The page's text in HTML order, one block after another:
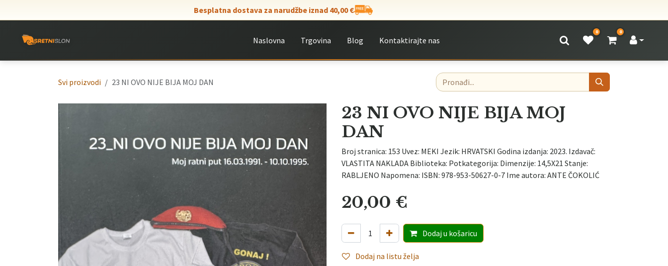
Besplatna dostava za narudžbe iznad 40,00 €
Naslovna Trgovina Blog Kontaktirajte nas
0 0
Svi proizvodi 23 NI OVO NIJE BIJA MOJ DAN
23 NI OVO NIJE BIJA MOJ
DAN
Broj stranica: 153 Uvez: MEKI Jezik: HRVATSKI Godina izdanja: 2023. Izdavač:
VLASTITA NAKLADA Biblioteka: Potkategorija: Dimenzije: 14,5X21 Stanje:
RABLJENO Napomena: ISBN: 978-953-50627-0-7 Ime autora: ANTE ČOKOLIĆ
20,00 €
Dodaju košaricu
Dodaj na listu želja